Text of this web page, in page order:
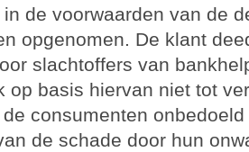
de voorwaarden van de
opgenomen. De klant
slachtoffers van
op basis hiervan niet tot
consumenten
de schade door hun